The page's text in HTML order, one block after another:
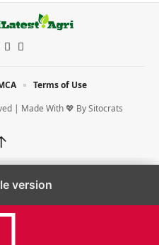
| Made With 💖 BySitocrats
Terms of Use
version